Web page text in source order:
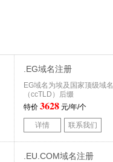
.EG域名注册
EG域名为埃及国家顶级域名
（ccTLD）后缀
特价 3628 元/年/个
详情 联系我们
.EU.COM域名注册